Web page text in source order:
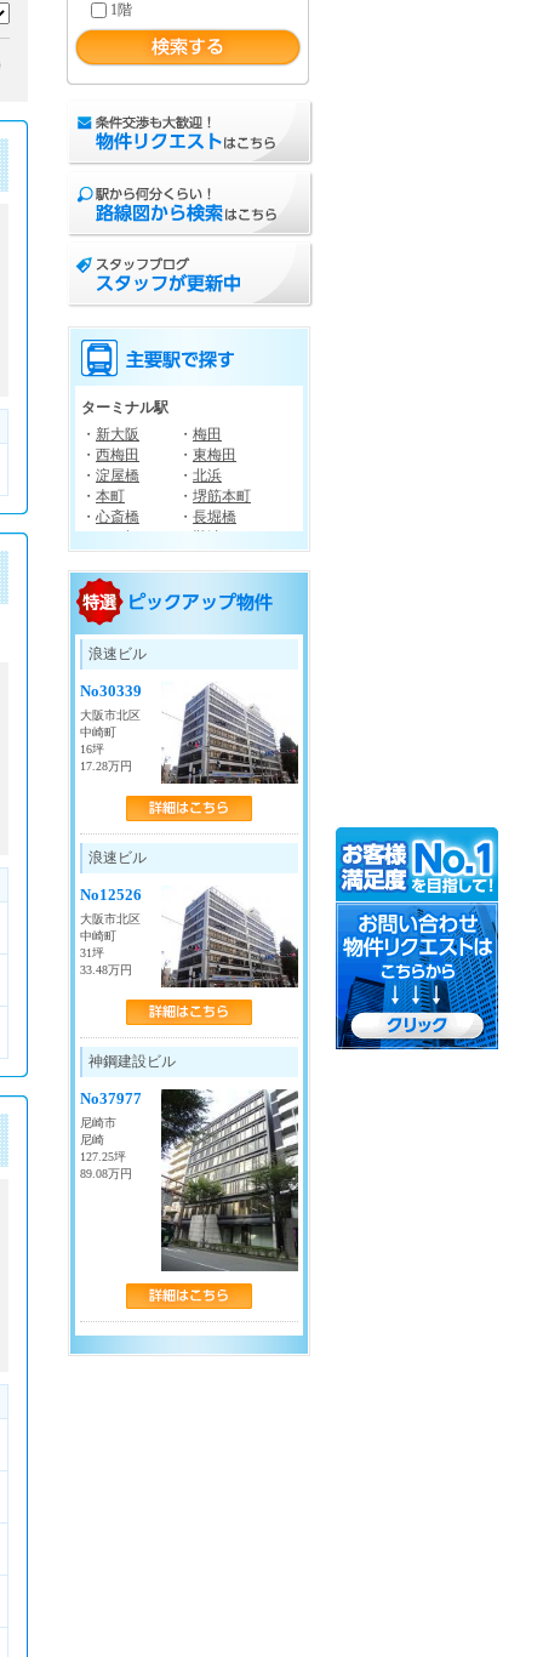
1階
ターミナル駅
・ 新大阪 ・ 梅田
・ 西梅田 ・ 東梅田
・ 淀屋橋 ・ 北浜
・ 本町 ・ 堺筋本町
・ 心斎橋 ・ 長堀橋
御堂筋線
・梅田 ・
中津
・淀屋橋 ・本町
・心斎橋
・新大阪 ・西中島南方
・江坂 ・東三国
・大国町
四ツ橋線
・西梅田 ・肥後橋
なんば ・大国町
谷町線
・東梅田
・ 中崎町
天満橋
天神橋筋六丁目・谷町四丁目
・谷町六丁目 ・谷町九丁目
・天王寺
堺筋線
南森町 ・扇町
・堺筋本町
・長堀橋 ・日本橋
・天神橋筋六丁目
京阪線
・淀屋橋 ・北浜
・天満橋 ・京橋
・中之島 ・渡辺橋
・大江橋 ・なにわ橋
・本町
・
阿波座
千日前線
・野田阪神 ・野田
浪速ビル
No30339
大阪市北区
中崎町
16坪
17.28万円
浪速ビル
No12526
大阪市北区
中崎町
31坪
33.48万円
神鋼建設ビル
No37977
尼崎市
尼崎
127.25坪
89.08万円